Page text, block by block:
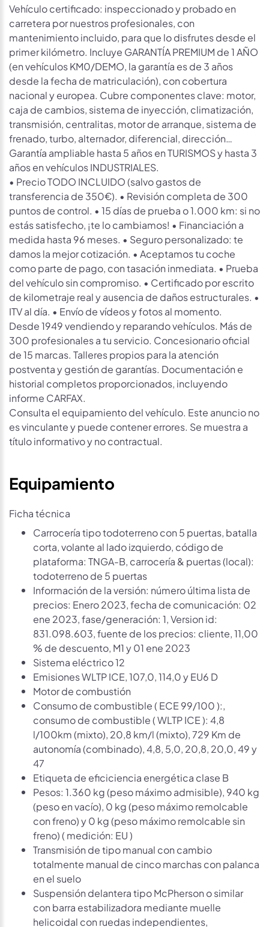
Vehículo certificado: inspeccionado y probado en
carretera por nuestros profesionales, con
mantenimiento incluido, para que lo disfrutes desde el
primer kilómetro. Incluye GARANTÍA PREMIUM de 1 AÑO
(en vehículos KM0/DEMO, la garantía es de 3 años
desde la fecha de matriculación), con cobertura
nacional y europea. Cubre componentes clave: motor,
caja de cambios, sistema de inyección, climatización,
transmisión, centralitas, motor de arranque, sistema de
frenado, turbo, alternador, diferencial, dirección…
Garantía ampliable hasta 5 años en TURISMOS y hasta 3
años en vehículos INDUSTRIALES.
• Precio TODO INCLUIDO (salvo gastos de
transferencia de 350€). • Revisión completa de 300
puntos de control. • 15 días de prueba o 1.000 km: si no
estás satisfecho, ¡te lo cambiamos! • Financiación a
medida hasta 96 meses. • Seguro personalizado: te
damos la mejor cotización. • Aceptamos tu coche
como parte de pago, con tasación inmediata. • Prueba
del vehículo sin compromiso. • Certificado por escrito
de kilometraje real y ausencia de daños estructurales. •
ITV al día. • Envío de vídeos y fotos al momento.
Desde 1949 vendiendo y reparando vehículos. Más de
300 profesionales a tu servicio. Concesionario oficial
de 15 marcas. Talleres propios para la atención
postventa y gestión de garantías. Documentación e
historial completos proporcionados, incluyendo
informe CARFAX.
Consulta el equipamiento del vehículo. Este anuncio no
es vinculante y puede contener errores. Se muestra a
título informativo y no contractual.
Equipamiento
Ficha técnica
Carrocería tipo todoterreno con 5 puertas, batalla
corta, volante al lado izquierdo, código de
plataforma: TNGA-B, carrocería & puertas (local):
todoterreno de 5 puertas
Información de la versión: número última lista de
precios: Enero 2023, fecha de comunicación: 02
ene 2023, fase/generación: 1, Version id:
831.098.603, fuente de los precios: cliente, 11,00
% de descuento, M1 y 01 ene 2023
Sistema eléctrico 12
Emisiones WLTP ICE, 107,0, 114,0 y EU6 D
Motor de combustión
Consumo de combustible ( ECE 99/100 ):,
consumo de combustible ( WLTP ICE ): 4,8
l/100km (mixto), 20,8 km/l (mixto), 729 Km de
autonomía (combinado), 4,8, 5,0, 20,8, 20,0, 49 y
47
Etiqueta de eficiciencia energética clase B
Pesos: 1.360 kg (peso máximo admisible), 940 kg
(peso en vacío), 0 kg (peso máximo remolcable
con freno) y 0 kg (peso máximo remolcable sin
freno) ( medición: EU )
Transmisión de tipo manual con cambio
totalmente manual de cinco marchas con palanca
en el suelo
Suspensión delantera tipo McPherson o similar
con barra estabilizadora mediante muelle
helicoidal con ruedas independientes,